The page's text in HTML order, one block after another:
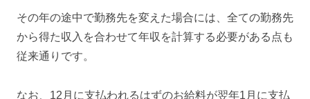
その年の途中で勤務先を変えた場合には、全ての勤務先
から得た収入を合わせて年収を計算する必要がある点も
従来通りです。
なお、12月に支払われるはずのお給料が翌年1月に支払